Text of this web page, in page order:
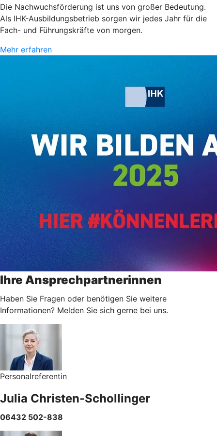
Die Nachwuchsförderung ist uns von großer Bedeutung.
Als IHK-Ausbildungsbetrieb sorgen wir jedes Jahr für die
Fach- und Führungskräfte von morgen.
Mehr erfahren
Ihre Ansprechpartnerinnen
Haben Sie Fragen oder benötigen Sie weitere
Informationen? Melden Sie sich gerne bei uns.
Personalreferentin
Julia Christen-Schollinger
06432 502-838